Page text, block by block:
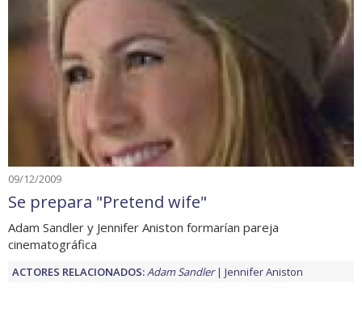
09/12/2009
Se prepara "Pretend wife"
Adam Sandler y Jennifer Aniston formarían pareja
cinematográfica
ACTORES RELACIONADOS:Adam Sandler Jennifer Aniston